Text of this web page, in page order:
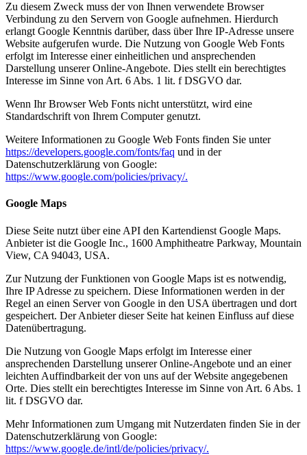
Zu diesem Zweck muss der von Ihnen verwendete Browser
Verbindung zu den Servern von Google aufnehmen. Hierdurch
erlangt Google Kenntnis darüber, dass über Ihre IP-Adresse unsere
Website aufgerufen wurde. Die Nutzung von Google Web Fonts
erfolgt im Interesse einer einheitlichen und ansprechenden
Darstellung unserer Online-Angebote. Dies stellt ein berechtigtes
Interesse im Sinne von Art. 6 Abs. 1 lit. f DSGVO dar.
Wenn Ihr Browser Web Fonts nicht unterstützt, wird eine
Standardschrift von Ihrem Computer genutzt.
Weitere Informationen zu Google Web Fonts finden Sie unter
https://developers.google.com/fonts/faq und in der
Datenschutzerklärung von Google:
https://www.google.com/policies/privacy/.
Google Maps
Diese Seite nutzt über eine API den Kartendienst Google Maps.
Anbieter ist die Google Inc., 1600 Amphitheatre Parkway, Mountain
View, CA 94043, USA.
Zur Nutzung der Funktionen von Google Maps ist es notwendig,
Ihre IP Adresse zu speichern. Diese Informationen werden in der
Regel an einen Server von Google in den USA übertragen und dort
gespeichert. Der Anbieter dieser Seite hat keinen Einfluss auf diese
Datenübertragung.
Die Nutzung von Google Maps erfolgt im Interesse einer
ansprechenden Darstellung unserer Online-Angebote und an einer
leichten Auffindbarkeit der von uns auf der Website angegebenen
Orte. Dies stellt ein berechtigtes Interesse im Sinne von Art. 6 Abs. 1
lit. f DSGVO dar.
Mehr Informationen zum Umgang mit Nutzerdaten finden Sie in der
Datenschutzerklärung von Google:
https://www.google.de/intl/de/policies/privacy/.